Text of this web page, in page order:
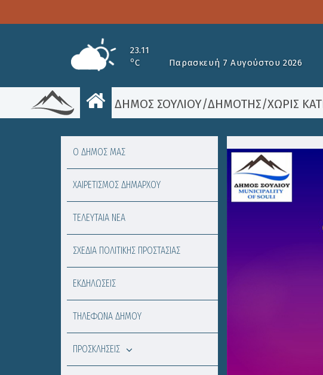
23.11
oC Παρασκευή 7 Αυγούστου 2026
ΔΗΜΟΣ ΣΟΥΛΙΟΥ/ΔΗΜΟΤΗΣ/ΧΩΡΊΣ
Ο ΔΗΜΟΣ ΜΑΣ
ΧΑΙΡΕΤΙΣΜΟΣ ΔΗΜΑΡΧΟΥ
ΤΕΛΕΥΤΑΙΑ ΝΕΑ
ΣΧΕΔΙΑ ΠΟΛΙΤΙΚΗΣ ΠΡΟΣΤΑΣΙΑΣ
ΕΚΔΗΛΩΣΕΙΣ
ΤΗΛΕΦΩΝΑ ΔΗΜΟΥ
ΠΡΟΣΚΛΗΣΕΙΣ